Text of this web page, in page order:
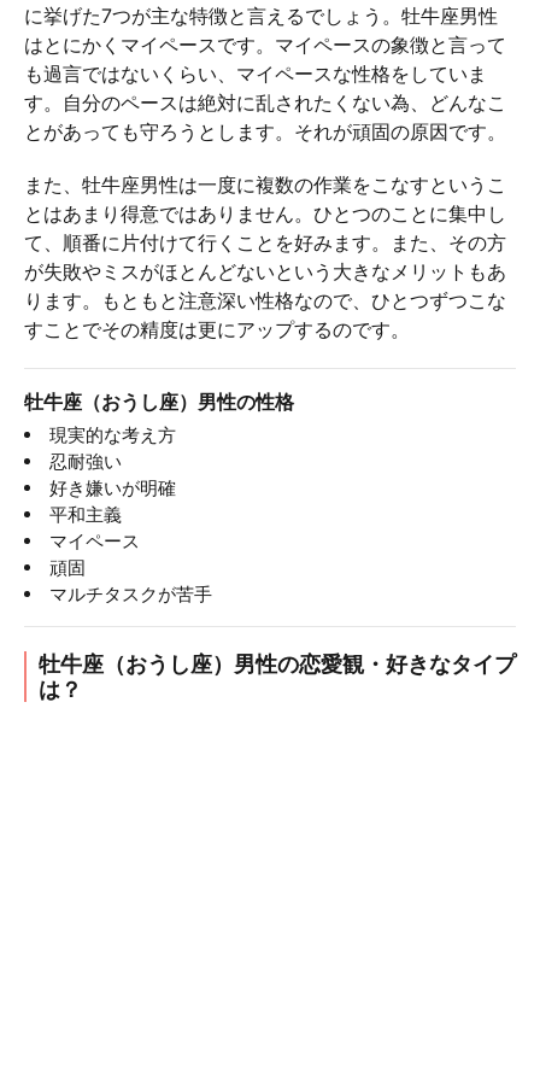
に挙げた7つが主な特徴と言えるでしょう。牡牛座男性
はとにかくマイペースです。マイペースの象徴と言って
も過言ではないくらい、マイペースな性格をしていま
す。自分のペースは絶対に乱されたくない為、どんなこ
とがあっても守ろうとします。それが頑固の原因です。
また、牡牛座男性は一度に複数の作業をこなすというこ
とはあまり得意ではありません。ひとつのことに集中し
て、順番に片付けて行くことを好みます。また、その方
が失敗やミスがほとんどないという大きなメリットもあ
ります。もともと注意深い性格なので、ひとつずつこな
すことでその精度は更にアップするのです。
牡牛座（おうし座）男性の性格
現実的な考え方
忍耐強い
好き嫌いが明確
平和主義
マイペース
頑固
マルチタスクが苦手
牡牛座（おうし座）男性の恋愛観・好きなタイプ
は？